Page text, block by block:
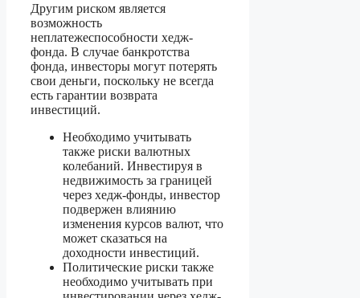
Другим риском является
возможность
неплатежеспособности хедж-
фонда. В случае банкротства
фонда, инвесторы могут потерять
свои деньги, поскольку не всегда
есть гарантии возврата
инвестиций.
Необходимо учитывать
также риски валютных
колебаний. Инвестируя в
недвижимость за границей
через хедж-фонды, инвестор
подвержен влиянию
изменения курсов валют, что
может сказаться на
доходности инвестиций.
Политические риски также
необходимо учитывать при